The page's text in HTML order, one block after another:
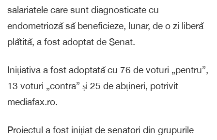
salariatele care sunt diagnosticate cu
endometrioză să beneficieze, lunar, de o zi liberă
plătită, a fost adoptat de Senat.
Inițiativa a fost adoptată cu 76 de voturi „pentru”,
13 voturi „contra” și 25 de abțineri, potrivit
mediafax.ro.
Proiectul a fost inițiat de senatori din grupurile